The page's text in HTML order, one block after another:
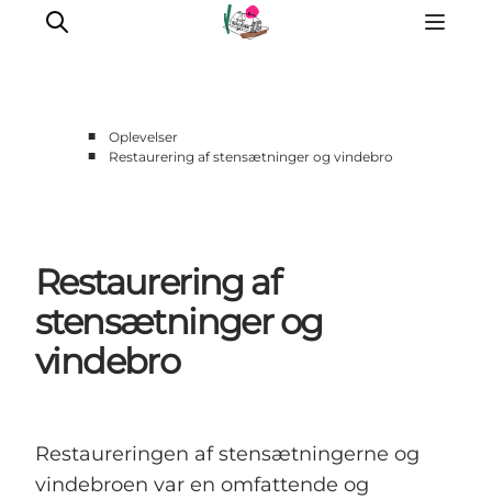
Om Søbygaard
Det sker
■
Oplevelser
■
Restaurering af stensætninger og vindebro
Restaurering af
stensætninger og
vindebro
Restaureringen af stensætningerne og
vindebroen var en omfattende og